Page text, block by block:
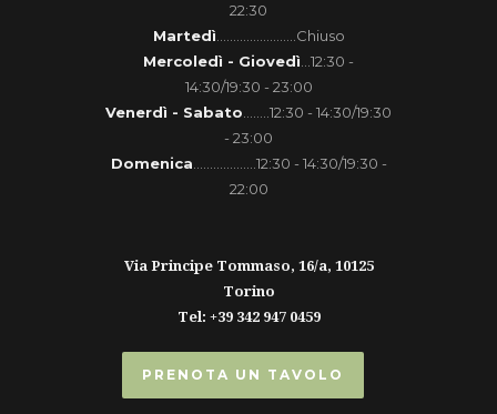
22:30
Martedì........................Chiuso
Mercoledì - Giovedì...12:30 -
14:30/19:30 - 23:00
Venerdì - Sabato........12:30 - 14:30/19:30
- 23:00
Domenica...................12:30 - 14:30/19:30 -
22:00
Via Principe Tommaso, 16/a, 10125
Torino
Tel: +39 342 947 0459
PRENOTA UN TAVOLO